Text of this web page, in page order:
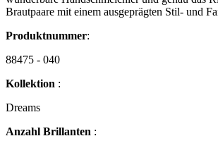
Brautpaare mit einem ausgeprägten Stil- und
Produktnummer:
88475 - 040
Kollektion :
Dreams
Anzahl Brillanten :